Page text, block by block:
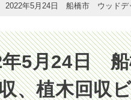
2022年5月24日 船橋市 ウッドデ
年5月24日
、植木回収